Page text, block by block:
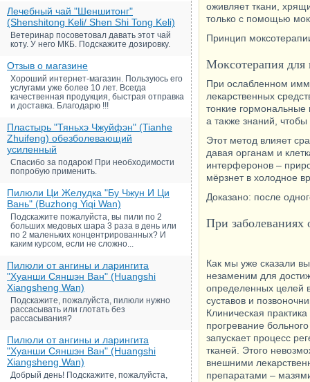
Лечебный чай "Шеншитонг"
(Shenshitong Keli/ Shen Shi Tong Keli)
Ветеринар посоветовал давать этот чай
коту. У него МКБ. Подскажите дозировку.
Отзыв о магазине
Хороший интернет-магазин. Пользуюсь его
услугами уже более 10 лет. Всегда
качественная продукция, быстрая отправка
и доставка. Благодарю !!!
Пластырь "Тяньхэ Чжуйфэн" (Tianhe
Zhuifeng) обезболевающий
усиленный
Спасибо за подарок! При необходимости
попробую применить.
Пилюли Ци Желудка "Бу Чжун И Ци
Вань" (Buzhong Yiqi Wan)
Подскажите пожалуйста, вы пили по 2
больших медовых шара 3 раза в день или
по 2 маленьких концентрированных? И
каким курсом, если не сложно...
Пилюли от ангины и ларингита
"Хуанши Сяншэн Ван" (Huangshi
Xiangsheng Wan)
Подскажите, пожалуйста, пилюли нужно
рассасывать или глотать без
рассасывания?
Пилюли от ангины и ларингита
"Хуанши Сяншэн Ван" (Huangshi
Xiangsheng Wan)
Добрый день! Подскажите, пожалуйста,
оживляет ткани,
только с помощью
Принцип
Моксотерапия
При ослабленном
лекарственных
тонкие
а также знаний,
Этот метод влияет
давая органам и
интерферонов –
мёрзнет в холодное
Доказано: после
При заболеваниях
Как мы уже сказали
незаменим для
определенных целей
суставов и
Клиническая практика
прогревание
запускает процесс
тканей. Этого
внешними
препаратами –